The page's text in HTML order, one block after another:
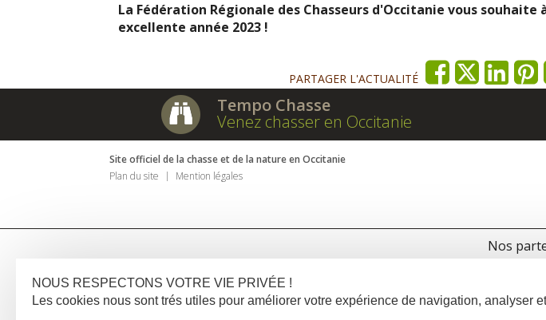
La Fédération Régionale des Chasseurs d'Occitanie vous
excellente année 2023 !
PARTAGER L'ACTUALITÉ
Tempo Chasse
Venez chasser en Occitanie
Site officiel de la chasse et de la nature en Occitanie
Plan du site
Mention légales
Nos
NOUS RESPECTONS VOTRE VIE PRIVÉE !
Les cookies nous sont trés utiles pour améliorer votre expérience de navigation, analyser